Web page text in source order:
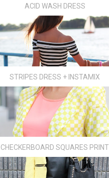
ACID WASH DRESS
STRIPES DRESS + INSTAMIX
CHECKERBOARD SQUARES PRINT